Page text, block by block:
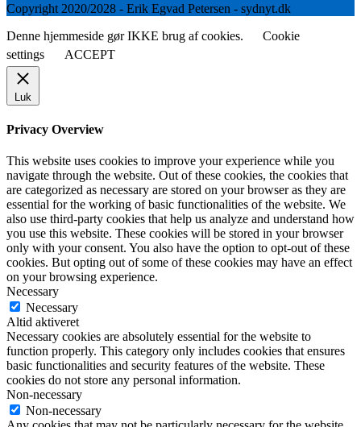
Copyright 2020/2028 - Erik Egvad Petersen - sydnyt.dk
Denne hjemmeside gør IKKE brug af cookies.
Cookie
settings
ACCEPT
Luk
Privacy Overview
This website uses cookies to improve your experience while you
navigate through the website. Out of these cookies, the cookies that
are categorized as necessary are stored on your browser as they are
essential for the working of basic functionalities of the website. We
also use third-party cookies that help us analyze and understand how
you use this website. These cookies will be stored in your browser
only with your consent. You also have the option to opt-out of these
cookies. But opting out of some of these cookies may have an effect
on your browsing experience.
Necessary
Necessary
Altid aktiveret
Necessary cookies are absolutely essential for the website to
function properly. This category only includes cookies that ensures
basic functionalities and security features of the website. These
cookies do not store any personal information.
Non-necessary
Non-necessary